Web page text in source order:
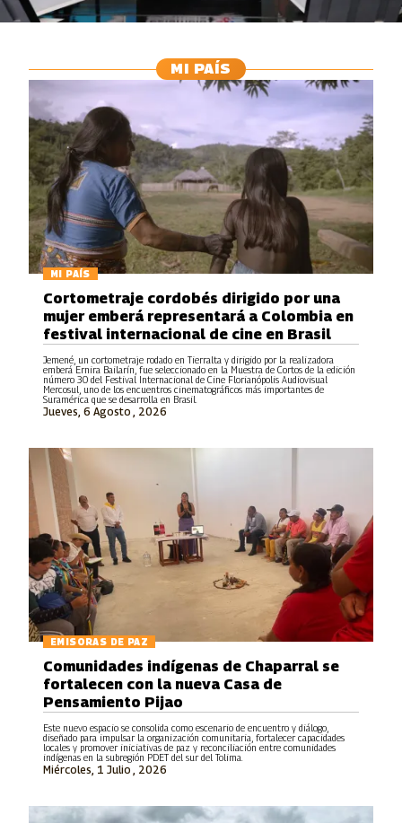
MI PAÍS
MI PAÍS
Jemené, un cortometraje rodado en Tierralta y dirigido por la realizadora
emberá Ernira Bailarín, fue seleccionado en la Muestra de Cortos de la edición
número 30 del Festival Internacional de Cine Florianópolis Audiovisual
Mercosul, uno de los encuentros cinematográficos más importantes de
Suramérica que se desarrolla en Brasil.
Jueves, 6 Agosto , 2026
Cortometraje cordobés dirigido por una
mujer emberá representará a Colombia en
festival internacional de cine en Brasil
EMISORAS DE PAZ
Miércoles, 1 Julio , 2026
Comunidades indígenas de Chaparral se
fortalecen con la nueva Casa de
Pensamiento Pijao
Este nuevo espacio se consolida como escenario de encuentro y diálogo,
diseñado para impulsar la organización comunitaria, fortalecer capacidades
locales y promover iniciativas de paz y reconciliación entre comunidades
indígenas en la subregión PDET del sur del Tolima.